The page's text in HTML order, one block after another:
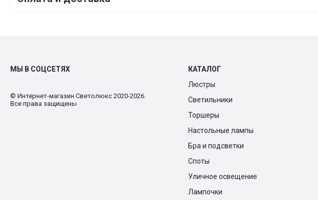
МЫ В СОЦСЕТЯХ
© Интернет-магазин Cветолюкс 2020-2026.
Все права защищены
КАТАЛОГ
Люстры
Светильники
Торшеры
Настольные лампы
Бра и подсветки
Споты
Уличное освещение
Лампочки